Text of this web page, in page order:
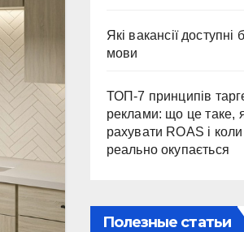
Які вакансії доступні
мови
ТОП-7 принципів
реклами: що це таке,
рахувати ROAS і
реально окупається
Полезные статьи